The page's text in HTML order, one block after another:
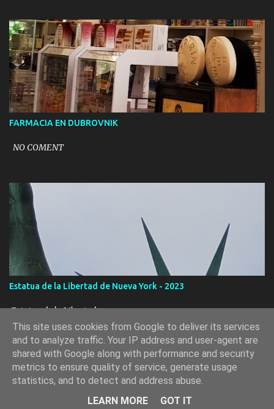
FARMACIA EN DUBROVNIK
NO COMENT
Estatua de la Libertad de Nueva York - 2023
Estatua de la Libertad
Con la tecnología de Blogger
Copyright © 2011-2024 www.figuraviajera.es. All rights reserved
This site uses cookies from Google to deliver its services
and to analyze traffic. Your IP address and user-agent are
shared with Google along with performance and security
metrics to ensure quality of service, generate usage
statistics, and to detect and address abuse.
LEARN MORE
GOT IT